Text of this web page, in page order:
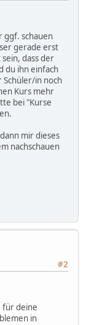
ggf. schauen
gerade erst
dass der
du ihn einfach
Schüler/in noch
Kurs mehr
bei "Kurse
mir dieses
nachschauen
#2
für deine
in